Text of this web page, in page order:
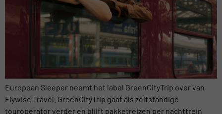
European Sleeper neemt het label GreenCityTrip over van
Flywise Travel. GreenCityTrip gaat als zelfstandige
touroperator verder en blijft pakketreizen per nachttrein